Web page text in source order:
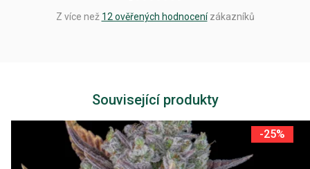
Z více než 12 ověřených hodnocenízákazníků
Související produkty
-25%